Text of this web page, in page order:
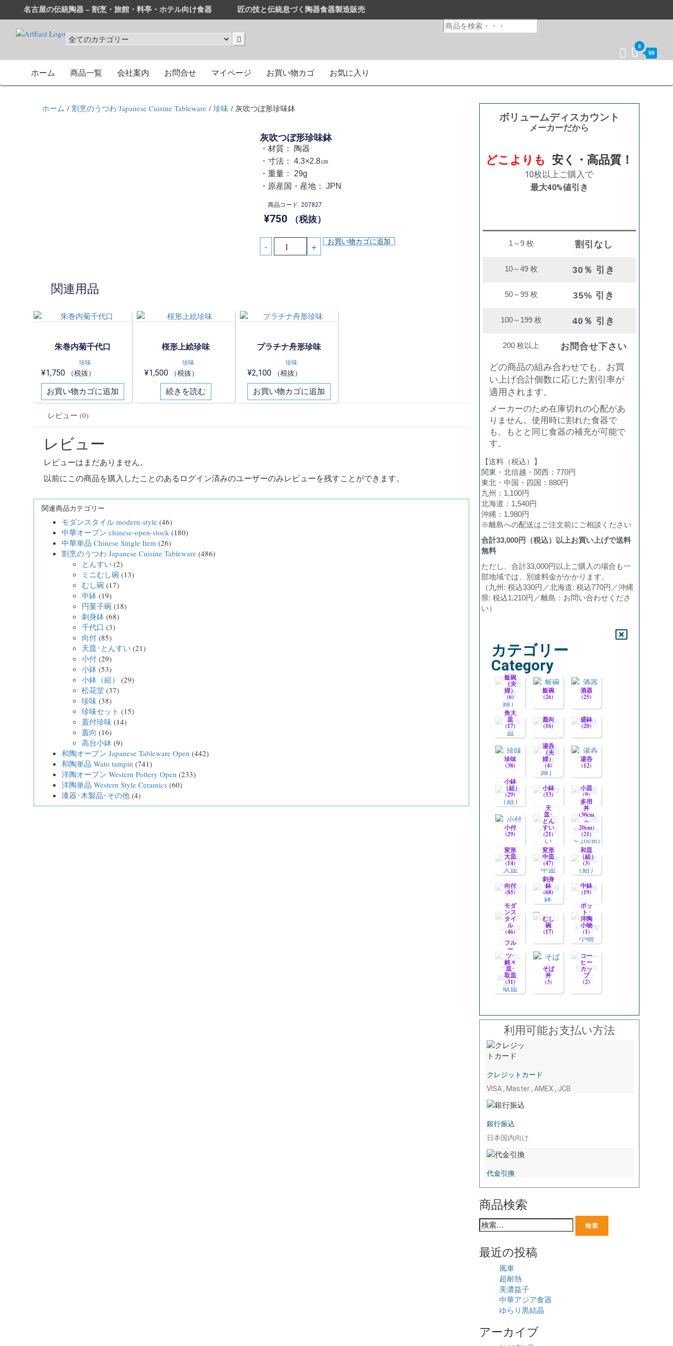
名古屋の伝統陶器 – 割烹・旅館・料亭・ホテル向け食器 匠の技と伝統息づく陶器食器製造販売
和食器・洋食器通販｜割烹・旅館・料亭・ホテル等業務用卸販売
業務用から個人用まで、おしゃれでかわいい和食器・洋食器はまとめ買いがお得です。 0
¥0
ホーム 商品一覧 会社案内 お問合せ マイページ お買い物カゴ お気に入り
ホーム /割烹のうつわ Japanese Cuisine Tableware /珍味 / 灰吹つぼ形珍味鉢
灰吹つぼ形珍味鉢
・材質： 陶器
・寸法： 4.3×2.8㎝
・重量： 29g
・原産国・産地： JPN
商品コード: 207827
¥750 （税抜）
- + お買い物カゴに追加
関連用品
朱巻内菊千代口
珍味
¥1,750 （税抜）
お買い物カゴに追加
桜形上絵珍味
珍味
¥1,500 （税抜）
続きを読む
プラチナ舟形珍味
珍味
¥2,100 （税抜）
お買い物カゴに追加
レビュー (0)
レビュー
レビューはまだありません。
以前にこの商品を購入したことのあるログイン済みのユーザーのみレビューを残すことができます。
関連商品カテゴリー
モダンスタイル modern-style (46)
中華オープン chinese-open-stock (180)
中華単品 Chinese Single Item (26)
割烹のうつわ Japanese Cuisine Tableware (486)
とんすい (2)
ミニむし碗 (13)
むし碗 (17)
中鉢 (19)
円菓子碗 (18)
刺身鉢 (68)
千代口 (3)
向付 (85)
天皿･とんすい (21)
小付 (29)
小鉢 (53)
小鉢（組）
(29)
松花堂 (37)
珍味 (38)
珍味セット (15)
蓋付珍味 (14)
蓋向 (16)
高台小鉢 (9)
和陶オープン Japanese Tableware Open (442)
和陶単品 Wato tampin (741)
洋陶オープン Western Pottery Open (233)
洋陶単品 Western Style Ceramics (60)
漆器･木製品･その他 (4)
ボリュームディスカウント
メーカーだから
どこよりも 安く・高品質！
10枚以上ご購入で
最大40%値引き
1～9 枚 割引なし
10～49 枚 30％ 引き
50～99 枚 35% 引き
100～199 枚 40％ 引き
200 枚以上 お問合せ下さい
どの商品の組み合わせでも、お買
い上げ合計個数に応じた割引率が
適用されます。
メーカーのため在庫切れの心配があ
りません。使用時に割れた食器で
も、もとと同じ食器の補充が可能で
す。
【送料（税込）】
関東・北信越・関西：770円
東北・中国・四国：880円
九州：1,100円
北海道：1,540円
沖縄：1,980円
※離島への配送はご注文前にご相談ください
合計33,000円（税込）以上お買い上げで送料
無料
ただし、合計33,000円以上ご購入の場合も一
部地域では、別途料金がかかります。
（九州: 税込330円／北海道: 税込770円／沖縄
県: 税込1,210円／離島：お問い合わせくださ
い）
カテゴリー
Category
飯碗
（夫
婦）
(6)
飯碗
(26)
酒器
(25)
角大
皿
(17)
蓋向
(16)
盛鉢
(20)
珍味
(38)
湯呑
（夫
婦）
(4)
湯呑
(12)
小鉢
（組）
(29)
小鉢
(53)
小皿
(9)
小付
(29)
天
皿･
とん
すい
(21)
多用
丼
(30cm
～
20cm)
(21)
変形
大皿
(14)
変形
中皿
(47)
和皿
（組）
(3)
向付
(85)
刺身
鉢
(68)
中鉢
(19)
モダ
ンス
タイ
ル
(46)
むし
碗
(17)
ポッ
ト･
洋陶
小物
(1)
フル
ー
ツ･
銘々
皿･
取皿
(31)
そば
丼
(3)
コー
ヒー
カッ
プ
(2)
利用可能お支払い方法
クレジットカード
VISA , Master , AMEX , JCB
銀行振込
日本国内向け
代金引換
商品検索
最近の投稿
風車
超耐熱
美濃益子
中華アジア食器
ゆらり黒結晶
アーカイブ